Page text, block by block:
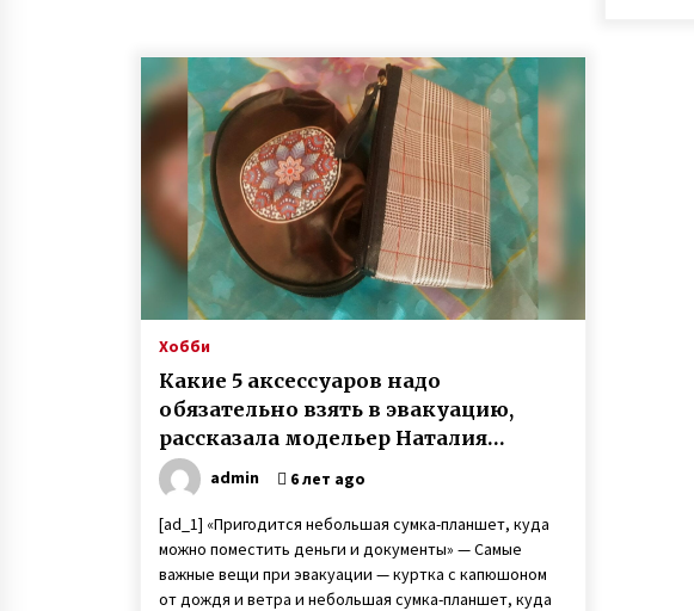
Хобби
Какие 5 аксессуаров надо
обязательно взять в эвакуацию,
рассказала модельер Наталия
Синицкая
admin 6 лет ago
[ad_1] «Пригодится небольшая сумка-планшет, куда
можно поместить деньги и документы» — Самые
важные вещи при эвакуации — куртка с капюшоном
от дождя и ветра и небольшая сумка-планшет, куда